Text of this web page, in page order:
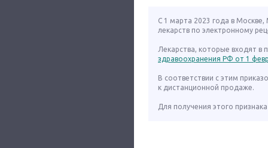
С 1 марта 2023 года в
лекарств по электронному
Лекарства, которые входят в
здравоохранения РФ от 1
В соответствии с этим
к дистанционной продаже.
Для получения этого признака